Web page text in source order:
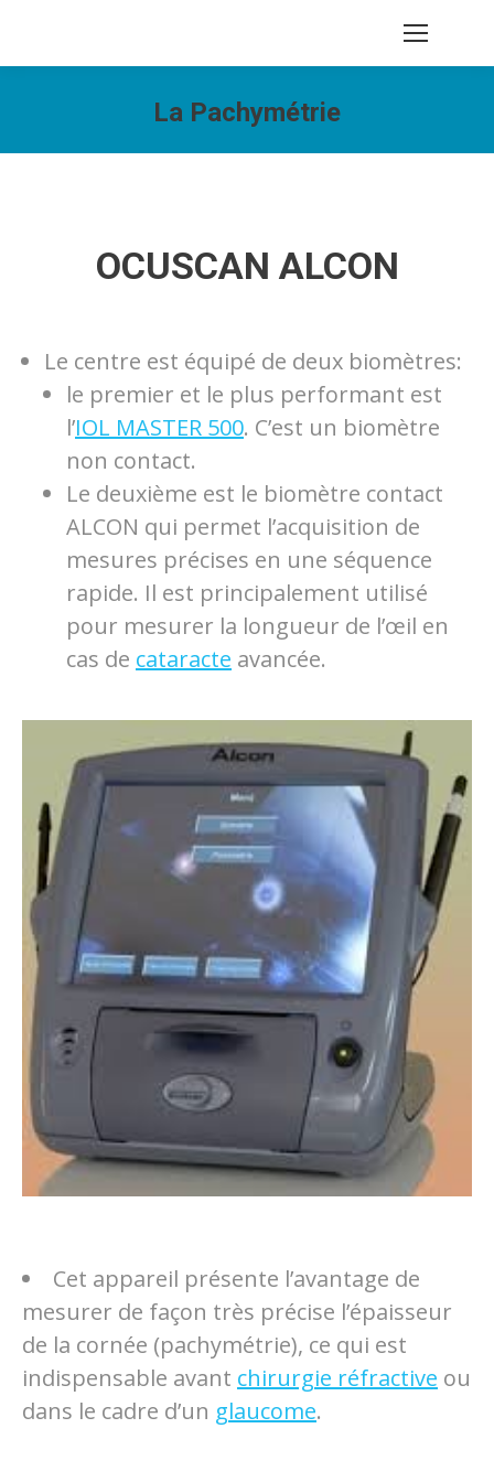
Recherche
La Pachymétrie
Vous êtes ici :
OCUSCAN ALCON
Le centre est équipé de deux biomètres:
le premier et le plus performant est
l’IOL MASTER 500. C’est un biomètre
non contact.
Le deuxième est le biomètre contact
ALCON qui permet l’acquisition de
mesures précises en une séquence
rapide. Il est principalement utilisé
pour mesurer la longueur de l’œil en
cas de cataracte avancée.
Cet appareil présente l’avantage de
mesurer de façon très précise l’épaisseur
de la cornée (pachymétrie), ce qui est
indispensable avant chirurgie réfractive ou
dans le cadre d’un glaucome.